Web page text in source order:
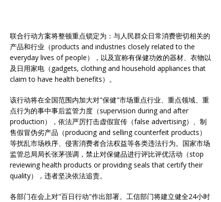
联合行动方案将整顿重点锁定为：与人民群众日常消费密切相关的
产品和行业（products and industries closely related to the
everyday lives of people），以及宣称有保健功效的器材、衣物以
及日用家电（gadgets, clothing and household appliances that
claim to have health benefits）。
该行动将在全国范围内加大对"保健"市场重点行业、重点领域、重
点行为的事中事后监管力度（supervision during and after
production），依法严厉打击虚假宣传（false advertising）、制
售假冒伪劣产品（producing and selling counterfeit products）
等扰乱市场秩序、侵害消费者合法权益等各类违法行为。国家市场
监管总局局长张茅强调，禁止对保健品进行评比评优活动（stop
reviewing health products or providing seals that certify their
quality），违者坚决依法追责。
各部门在会上对"百日行动"作出部署。工信部门将建立健全24小时